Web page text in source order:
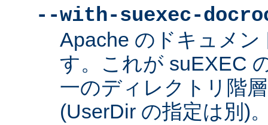
--with-suexec-
Apache のドキュメ
す。これが suEXEC
一のディレクトリ階
(UserDir の指定は別)